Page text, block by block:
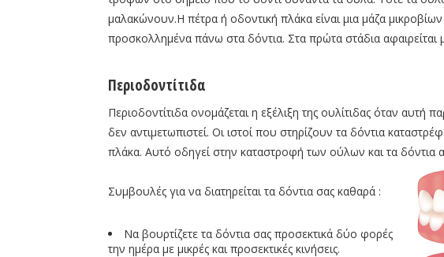
μαλακώνουν.Η πέτρα ή οδοντική πλάκα είναι μια μάζα
προσκολλημένα πάνω στα δόντια. Στα πρώτα στάδια
Περιοδοντίτιδα
Περιοδοντίτιδα ονομάζεται η εξέλιξη της ουλίτιδας όταν αυτή
δεν αντιμετωπιστεί. Οι ιστοί που στηρίζουν τα δόντια
πλάκα. Αυτό οδηγεί στην καταστροφή των ούλων και τα δόντια
Συμβουλές για να διατηρείται τα δόντια σας καθαρά :
Να βουρτίζετε τα δόντια σας προσεκτικά δύο φορές
την ημέρα με μικρές και προσεκτικές κινήσεις.